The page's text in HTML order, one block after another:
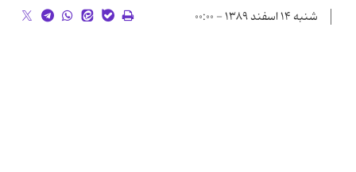
شنبه ۱۴ اسفند ۱۳۸۹ - ۰۰:۰۰